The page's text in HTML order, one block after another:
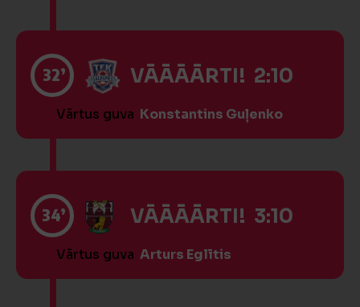
32’ VĀĀĀĀRTI! 2:10
Vārtus guva Konstantins Guļenko
34’ VĀĀĀĀRTI! 3:10
Vārtus guva Arturs Eglītis